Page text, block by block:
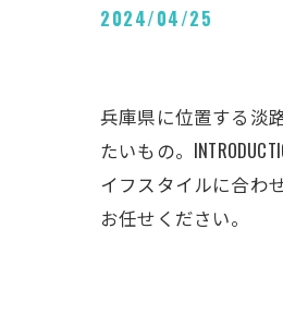
2024/04/25
兵庫県に位置する淡
たいもの。
イフスタイルに合わ
お任せください。